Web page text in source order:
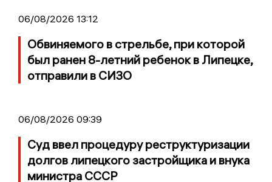
06/08/2026 13:12
Обвиняемого в стрельбе, при которой
был ранен 8-летний ребенок в Липецке,
отправили в СИЗО
06/08/2026 09:39
Суд ввел процедуру реструктуризации
долгов липецкого застройщика и внука
министра СССР